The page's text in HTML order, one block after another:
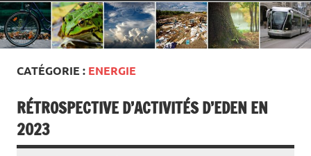
CATÉGORIE : ENERGIE
RÉTROSPECTIVE D’ACTIVITÉS D’EDEN EN
2023